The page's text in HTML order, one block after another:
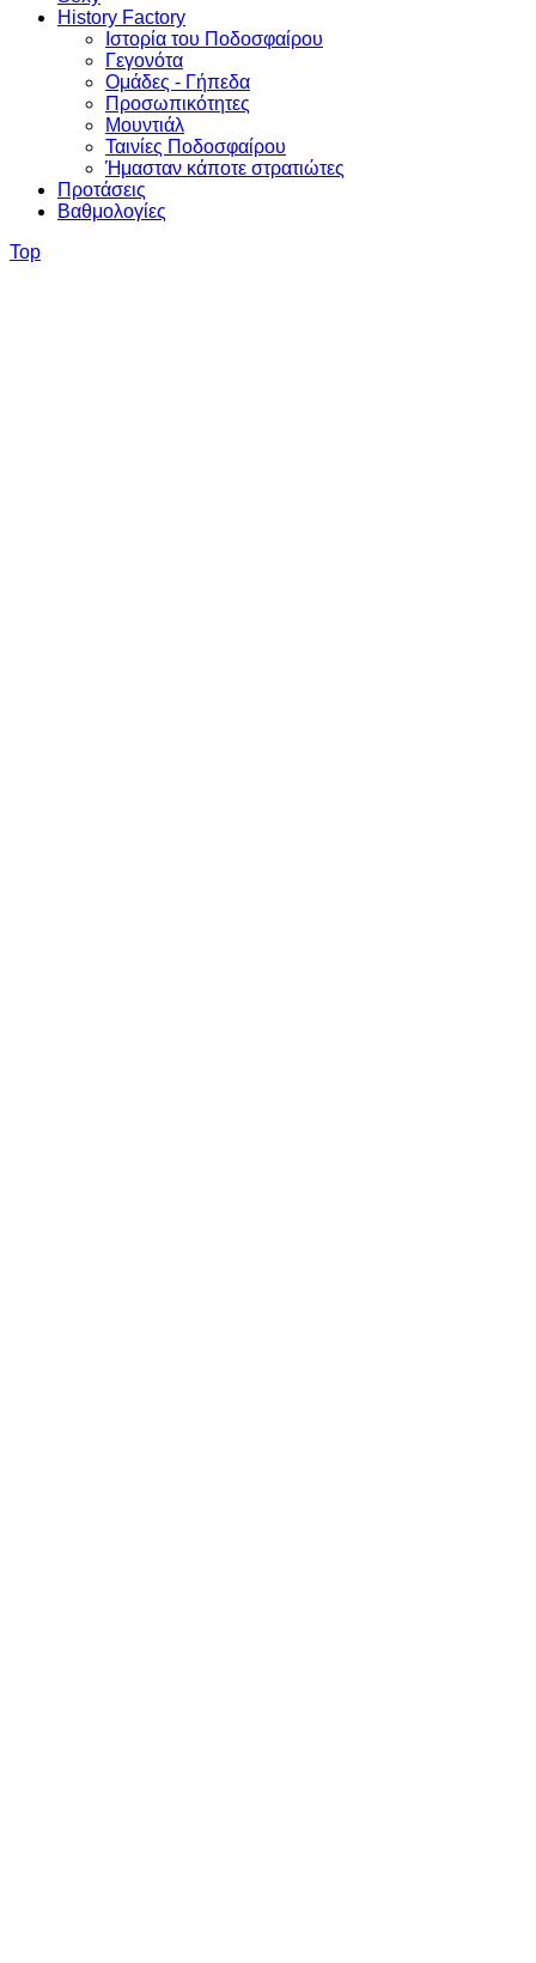
History Factory
Ιστορία του Ποδοσφαίρου
Γεγονότα
Ομάδες - Γήπεδα
Προσωπικότητες
Μουντιάλ
Ταινίες Ποδοσφαίρου
Ήμασταν κάποτε στρατιώτες
Προτάσεις
Βαθμολογίες
Top